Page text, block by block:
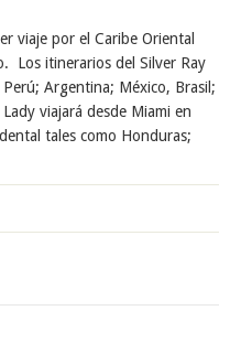
viaje por el Caribe Oriental
Los itinerarios del Silver Ray
Argentina; México, Brasil;
viajará desde Miami en
tales como Honduras;